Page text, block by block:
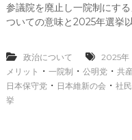
参議院を廃止し一院制にす
ついての意味と2025年選挙
政治について 2025年
メリット ・ 一院制 ・ 公明党・ 共
日本保守党・ 日本維新の会 ・ 社
挙